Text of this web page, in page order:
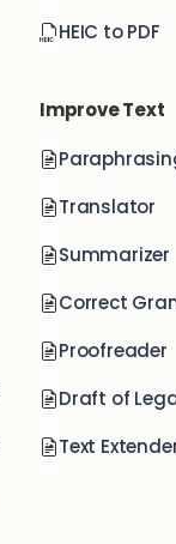
HEIC to PDF
Improve Text
Translator
Summarizer
Correct
Proofreader
Draft of
Text